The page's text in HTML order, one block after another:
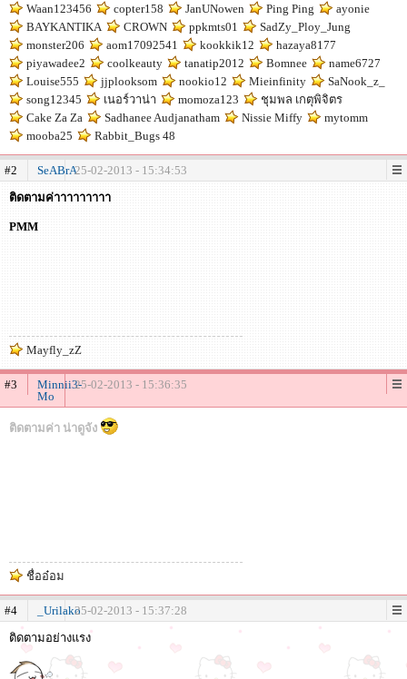
Waan123456
copter158 JanUNowen Ping Ping
ayonie
BAYKANTIKA
CROWN ppkmts01
SadZy_Ploy_Jung
monster206
aom17092541 kookkik12
hazaya8177
piyawadee2
coolkeauty tanatip2012 Bomnee
name6727
Louise555
jjplooksom nookio12 Mieinfinity
SaNook_z_
song12345
เนอร์วาน่า momoza123
ชุมพล เกตุพิจิตร
Cake Za Za
Sadhanee Audjanatham Nissie Miffy
mytomm
mooba25
Rabbit_Bugs 48
#2 SeABrA25-02-2013 - 15:34:53
ติดตามค่าาาาาาาาา
PMM
Mayfly_zZ
#3
Minnii3-
Mo
25-02-2013 - 15:36:35
ติดตามค่า น่าดูจัง
ชื่ออ๋อม
#4 _Urilako25-02-2013 - 15:37:28
ติดตามอย่างแรง